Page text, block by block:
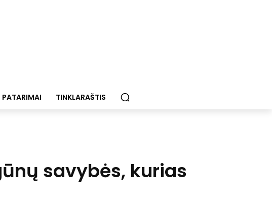
PATARIMAI TINKLARAŠTIS
savybės, kurias